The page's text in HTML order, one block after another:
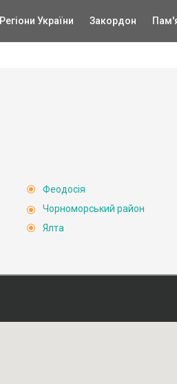
Регіони України Закордон
Феодосія
Чорноморський район
Ялта